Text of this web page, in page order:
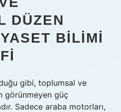
DÜZEN
BILIMI
gibi, toplumsal ve
görünmeyen güç
Sadece araba motorları,